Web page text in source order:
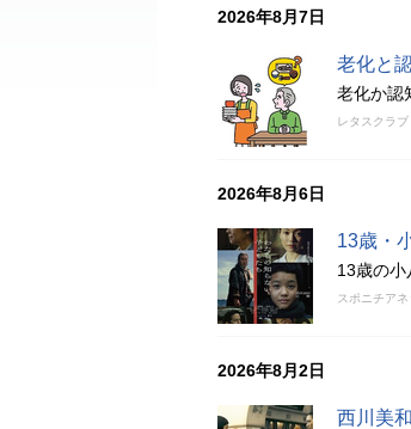
2026年8月7日
老化と
老化か認
レタスクラブ
2026年8月6日
13歳・
13歳の小
スポニチアネ
2026年8月2日
西川美